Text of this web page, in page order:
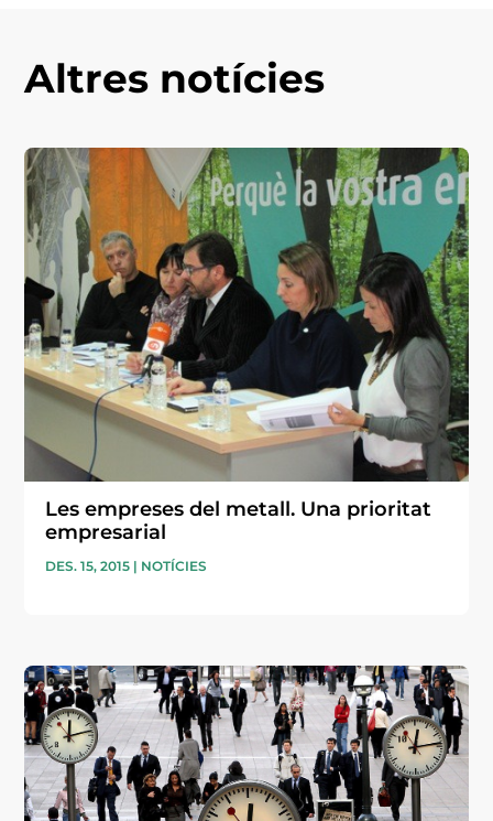
Altres notícies
Les empreses del metall. Una prioritat
empresarial
DES. 15, 2015 | NOTÍCIES